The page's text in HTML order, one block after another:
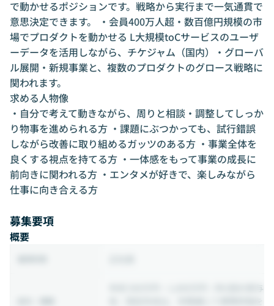
で動かせるポジションです。戦略から実行まで一気通貫で
意思決定できます。 ・会員400万人超・数百億円規模の市
場でプロダクトを動かせる L大規模toCサービスのユーザ
ーデータを活用しながら、チケジャム（国内）・グローバ
ル展開・新規事業と、複数のプロダクトのグロース戦略に
関われます。
求める人物像
・自分で考えて動きながら、周りと相談・調整してしっか
り物事を進められる方 ・課題にぶつかっても、試行錯誤
しながら改善に取り組めるガッツのある方 ・事業全体を
良くする視点を持てる方 ・一体感をもって事業の成長に
前向きに関われる方 ・エンタメが好きで、楽しみながら
仕事に向き合える方
募集要項
概要
（年2回の賞与